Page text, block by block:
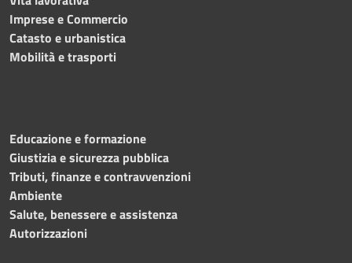
Imprese e Commercio
Catasto e urbanistica
Mobilità e trasporti
Educazione e formazione
Giustizia e sicurezza pubblica
Tributi, finanze e contravvenzioni
Ambiente
Salute, benessere e assistenza
Autorizzazioni